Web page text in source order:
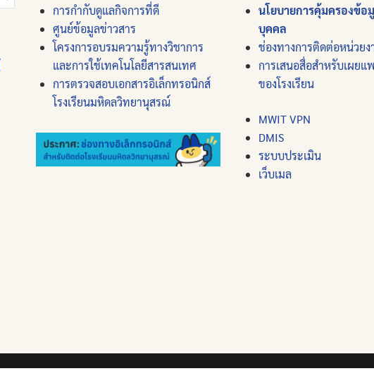
การกำกับดูแลกิจการที่ดี
ศูนย์ข้อมูลข่าวสาร
โครงการอบรมความรู้ทางวิชาการ
และการใช้เทคโนโลยีสารสนเทศ
การตรวจสอบเอกสารอิเล็กทรอนิกส์
โรงเรียนมหิดลวิทยานุสรณ์
นโยบายการคุ้มครองข้อ
บุคคล
ช่องทางการติดต่อหน่วยง
การเสนอสื่อสำหรับเผย
ของโรงเรียน
MWIT VPN
DMIS
ระบบประเมิน
เว็บเมล